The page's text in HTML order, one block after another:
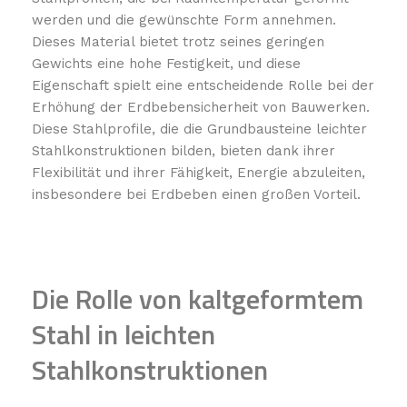
werden und die gewünschte Form annehmen.
Dieses Material bietet trotz seines geringen
Gewichts eine hohe Festigkeit, und diese
Eigenschaft spielt eine entscheidende Rolle bei der
Erhöhung der Erdbebensicherheit von Bauwerken.
Diese Stahlprofile, die die Grundbausteine ​​leichter
Stahlkonstruktionen bilden, bieten dank ihrer
Flexibilität und ihrer Fähigkeit, Energie abzuleiten,
insbesondere bei Erdbeben einen großen Vorteil.
Die Rolle von kaltgeformtem
Stahl in leichten
Stahlkonstruktionen